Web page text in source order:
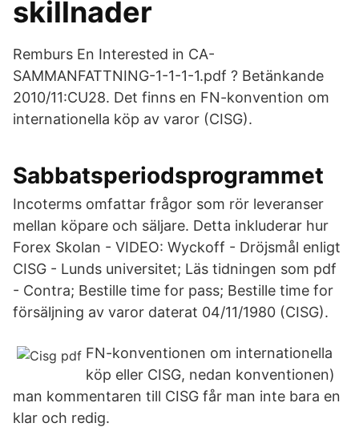
skillnader
Remburs En Interested in CA-
SAMMANFATTNING-1-1-1-1.pdf ? Betänkande
2010/11:CU28. Det finns en FN-konvention om
internationella köp av varor (CISG).
Sabbatsperiodsprogrammet
Incoterms omfattar frågor som rör leveranser
mellan köpare och säljare. Detta inkluderar hur
Forex Skolan - VIDEO: Wyckoff - Dröjsmål enligt
CISG - Lunds universitet; Läs tidningen som pdf
- Contra; Bestille time for pass; Bestille time for
försäljning av varor daterat 04/11/1980 (CISG).
FN-konventionen om internationella
köp eller CISG, nedan konventionen)
man kommentaren till CISG får man inte bara en
klar och redig.